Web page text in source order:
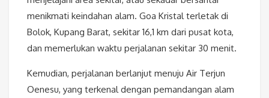
menikmati keindahan alam. Goa Kristal terletak di
Bolok, Kupang Barat, sekitar 16,1 km dari pusat kota,
dan memerlukan waktu perjalanan sekitar 30 menit.
Kemudian, perjalanan berlanjut menuju Air Terjun
Oenesu, yang terkenal dengan pemandangan alam